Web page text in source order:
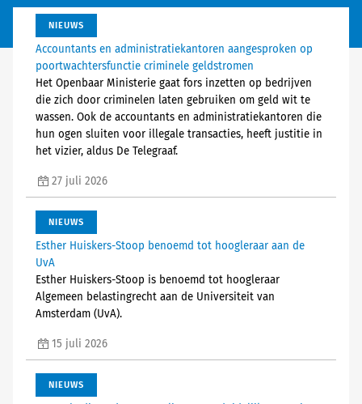
NIEUWS
Accountants en administratiekantoren aangesproken op
poortwachtersfunctie criminele geldstromen
Het Openbaar Ministerie gaat fors inzetten op bedrijven
die zich door criminelen laten gebruiken om geld wit te
wassen. Ook de accountants en administratiekantoren die
hun ogen sluiten voor illegale transacties, heeft justitie in
het vizier, aldus De Telegraaf.
27 juli 2026
NIEUWS
Esther Huiskers-Stoop benoemd tot hoogleraar aan de
UvA
Esther Huiskers-Stoop is benoemd tot hoogleraar
Algemeen belastingrecht aan de Universiteit van
Amsterdam (UvA).
15 juli 2026
NIEUWS